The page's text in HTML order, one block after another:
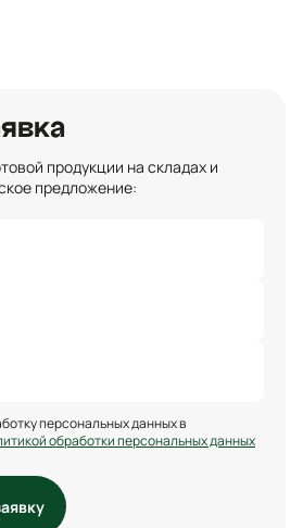
продукции на складах и
предложение:
персональных данных в
обработки персональных данных